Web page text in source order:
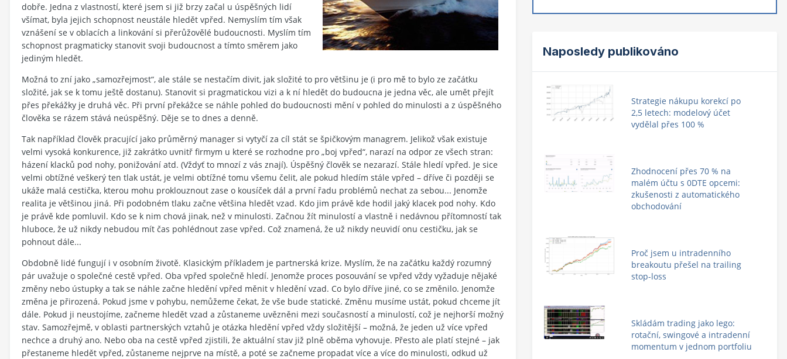
dobře. Jedna z vlastností, které jsem si již brzy začal u úspěšných lidí
všímat, byla jejich schopnost neustále hledět vpřed. Nemyslím tím však
vznášení se v oblacích a linkování si přerůžovělé budoucnosti. Myslím tím
schopnost pragmaticky stanovit svoji budoucnost a tímto směrem jako
jediným hledět.
Možná to zní jako „samozřejmost“, ale stále se nestačím divit, jak složité to pro většinu je (i pro mě to bylo ze začátku
složité, jak se k tomu ještě dostanu). Stanovit si pragmatickou vizi a k ní hledět do budoucna je jedna věc, ale umět přejít
přes překážky je druhá věc. Při první překážce se náhle pohled do budoucnosti mění v pohled do minulosti a z úspěšného
člověka se rázem stává neúspěšný. Děje se to dnes a denně.
Tak například člověk pracující jako průměrný manager si vytyčí za cíl stát se špičkovým managrem. Jelikož však existuje
velmi vysoká konkurence, již zakrátko uvnitř firmym u které se rozhodne pro „boj vpřed“, narazí na odpor ze všech stran:
házení klacků pod nohy, ponižování atd. (Vždyť to mnozí z vás znají). Úspěšný člověk se nezarazí. Stále hledí vpřed. Je sice
velmi obtížné veškerý ten tlak ustát, je velmi obtížné tomu všemu čelit, ale pokud hledím stále vpřed – dříve či později se
ukáže malá cestička, kterou mohu proklouznout zase o kousíček dál a první řadu problémů nechat za sebou... Jenomže
realita je většinou jiná. Při podobném tlaku začne většina hledět vzad. Kdo jim právě kde hodil jaký klacek pod nohy. Kdo
je právě kde pomluvil. Kdo se k nim chová jinak, než v minulosti. Začnou žít minulostí a vlastně i nedávnou přítomností tak
hluboce, že už nikdy nebudou mít čas pohlédnout zase vpřed. Což znamená, že už nikdy neuvidí onu cestičku, jak se
pohnout dále...
Obdobně lidé fungují i v osobním životě. Klasickým příkladem je partnerská krize. Myslím, že na začátku každý rozumný
pár uvažuje o společné cestě vpřed. Oba vpřed společně hledí. Jenomže proces posouvání se vpřed vždy vyžaduje nějaké
změny nebo ústupky a tak se náhle začne hledění vpřed měnit v hledění vzad. Co bylo dříve jiné, co se změnilo. Jenomže
změna je přirozená. Pokud jsme v pohybu, nemůžeme čekat, že vše bude statické. Změnu musíme ustát, pokud chceme jít
dále. Pokud ji neustojíme, začneme hledět vzad a zůstaneme uvězněni mezi současností a minulostí, což je nejhorší možný
stav. Samozřejmě, v oblasti partnerských vztahů je otázka hledění vpřed vždy složitější – možná, že jeden už více vpřed
nechce a druhý ano. Nebo oba na cestě vpřed zjistili, že aktuální stav již plně oběma vyhovuje. Přesto ale platí stejné – jak
přestaneme hledět vpřed, zůstaneme nejprve na místě, a poté se začneme propadat více a více do minulosti, odkud už
Naposledy publikováno
Strategie nákupu korekcí po
2,5 letech: modelový účet
vydělal přes 100 %
Zhodnocení přes 70 % na
malém účtu s 0DTE opcemi:
zkušenosti z automatického
obchodování
Proč jsem u intradenního
breakoutu přešel na trailing
stop-loss
Skládám trading jako lego:
rotační, swingové a intradenní
momentum v jednom portfoliu